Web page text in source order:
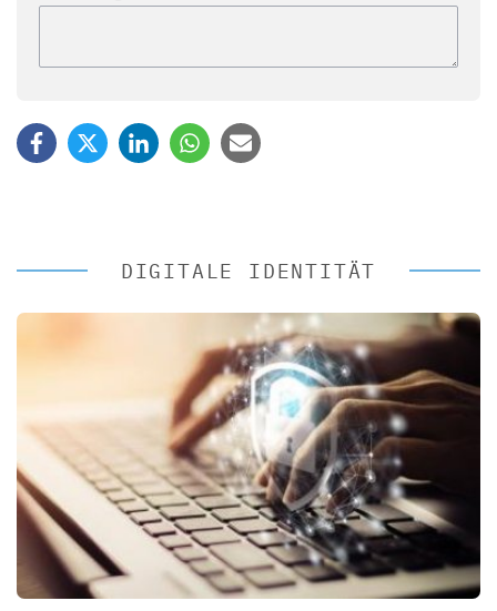
DIGITALE IDENTITÄT